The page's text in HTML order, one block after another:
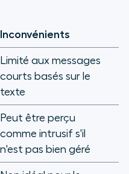
Inconvénients
Limité aux messages
courts basés sur le
texte
Peut être perçu
comme intrusif s'il
n'est pas bien géré